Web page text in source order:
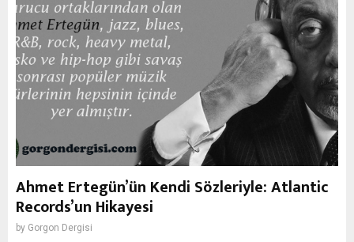
Ahmet Ertegün’ün Kendi Sözleriyle: Atlantic
Records’un Hikayesi
by Gorgon Dergisi